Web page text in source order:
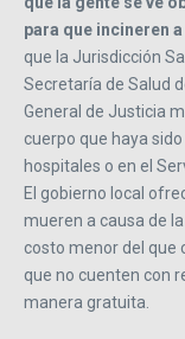
para que incineren
que la Jurisdicción
Secretaría de Salud
General de Justicia
cuerpo que haya
hospitales o en el
El gobierno local
mueren a causa de
costo menor del que
que no cuenten con
manera gratuita.